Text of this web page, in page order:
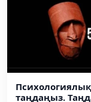
Психологиялық
таңдаңыз.